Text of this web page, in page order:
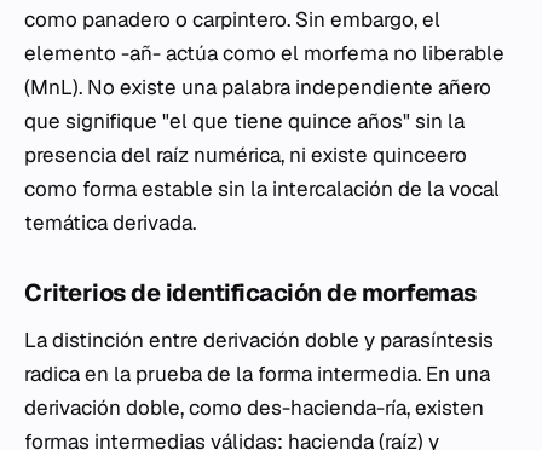
como panadero o carpintero. Sin embargo, el
elemento -añ-actúa como el morfema no liberable
(MnL). No existe una palabra independiente añero
que signifique "el que tiene quince años" sin la
presencia del raíz numérica, ni existe quinceero
como forma estable sin la intercalación de la vocal
temática derivada.
Criterios de identificación de morfemas
La distinción entre derivación doble y parasíntesis
radica en la prueba de la forma intermedia. En una
derivación doble, como des-hacienda-ría, existen
formas intermedias válidas: hacienda(raíz) y